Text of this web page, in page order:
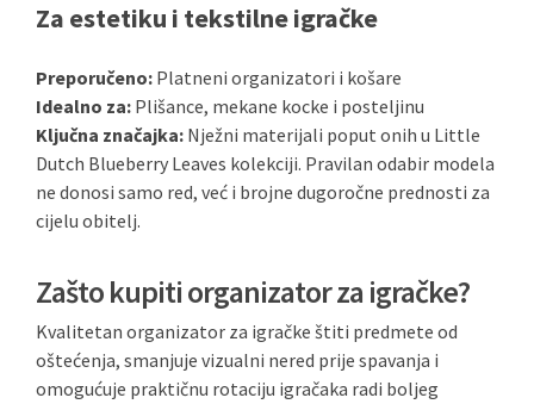
Za estetiku i tekstilne igračke
Preporučeno: Platneni organizatori i košare
Idealno za: Plišance, mekane kocke i posteljinu
Ključna značajka: Nježni materijali poput onih u Little
Dutch Blueberry Leaves kolekciji. Pravilan odabir modela
ne donosi samo red, već i brojne dugoročne prednosti za
cijelu obitelj.
Zašto kupiti organizator za igračke?
Kvalitetan organizator za igračke štiti predmete od
oštećenja, smanjuje vizualni nered prije spavanja i
omogućuje praktičnu rotaciju igračaka radi boljeg